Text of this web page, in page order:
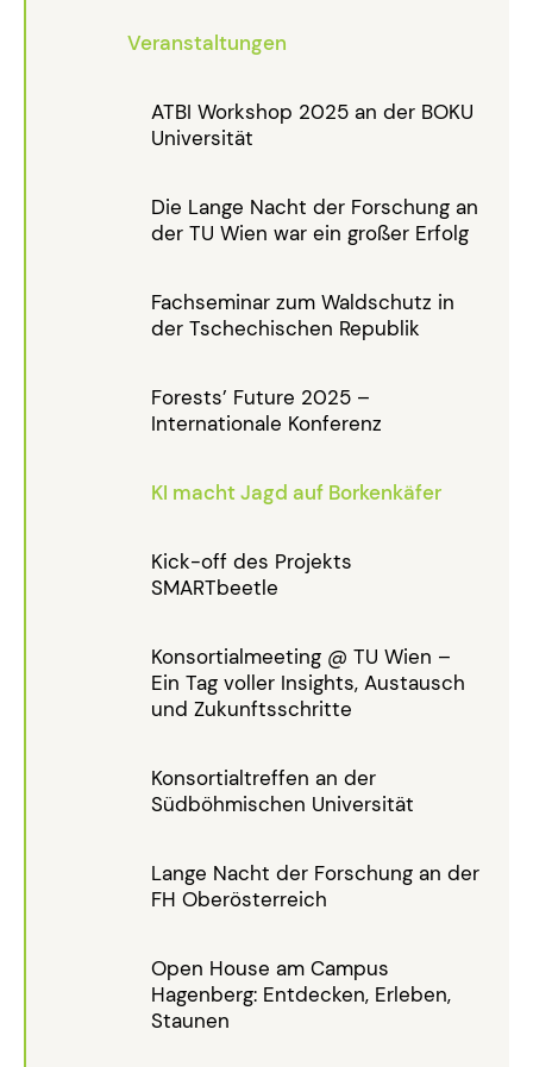
Veranstaltungen
ATBI Workshop 2025 an der BOKU
Universität
Die Lange Nacht der Forschung an
der TU Wien war ein großer Erfolg
Fachseminar zum Waldschutz in
der Tschechischen Republik
Forests’ Future 2025 –
Internationale Konferenz
KI macht Jagd auf Borkenkäfer
Kick-off des Projekts
SMARTbeetle
Konsortialmeeting @ TU Wien –
Ein Tag voller Insights, Austausch
und Zukunftsschritte
Konsortialtreffen an der
Südböhmischen Universität
Lange Nacht der Forschung an der
FH Oberösterreich
Open House am Campus
Hagenberg: Entdecken, Erleben,
Staunen